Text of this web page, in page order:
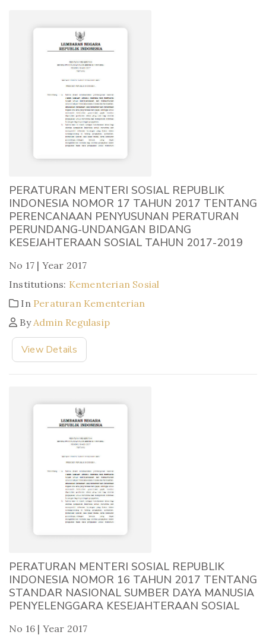
PERATURAN MENTERI SOSIAL REPUBLIK
INDONESIA NOMOR 17 TAHUN 2017 TENTANG
PERENCANAAN PENYUSUNAN PERATURAN
PERUNDANG-UNDANGAN BIDANG
KESEJAHTERAAN SOSIAL TAHUN 2017-2019
No 17 | Year 2017
Institutions: Kementerian Sosial
In Peraturan Kementerian
ByAdmin Regulasip
View Details
PERATURAN MENTERI SOSIAL REPUBLIK
INDONESIA NOMOR 16 TAHUN 2017 TENTANG
STANDAR NASIONAL SUMBER DAYA MANUSIA
PENYELENGGARA KESEJAHTERAAN SOSIAL
No 16 | Year 2017